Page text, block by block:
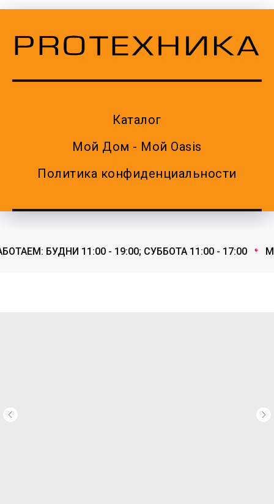
Каталог
Мой Дом - Мой Oasis
Политика конфиденциальности
БУДНИ 11:00 - 19:00; СУББОТА 11:00 - 17:00